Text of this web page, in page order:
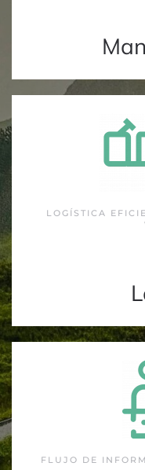
LOGÍSTICA
FLUJO DE